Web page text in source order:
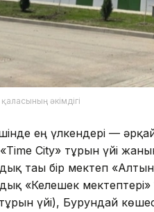
әкімдігі
ең үлкендері —
City» тұрғын үйі
тағы бір мектеп
«Келешек
үйі), Бурундай